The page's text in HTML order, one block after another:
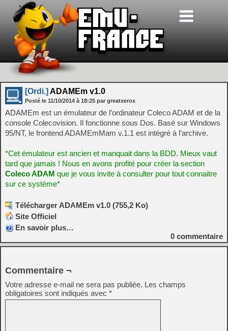
[Ordi.] ADAMEm v1.0
Posté le 11/10/2014 à 18:25 par greatxerox
ADAMEm est un émulateur de l’ordinateur Coleco ADAM et de la
console Colecovision. Il fonctionne sous Dos. Basé sur Windows
95/NT, le frontend ADAMEmMam v.1.1 est intégré à l’archive.
*Cet émulateur est ancien et manquait dans la BDD. Mieux vaut
tard que jamais ! Nous en avons profité pour créer la section
Coleco ADAM que je vous invite à consulter pour tout connaitre
sur ce système*
Télécharger ADAMEm v1.0 (755,2 Ko)
Site Officiel
En savoir plus…
0 commentaire
Commentaire ¬
Votre adresse e-mail ne sera pas publiée. Les champs
obligatoires sont indiqués avec *